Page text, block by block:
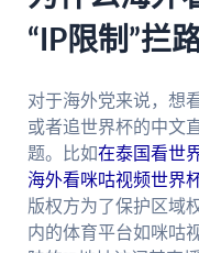
“IP限制”拦路
对于海外党来说，想
或者追世界杯的中文
题。比如在泰国看世
海外看咪咕视频世界
版权方为了保护区域
内的体育平台如咪咕